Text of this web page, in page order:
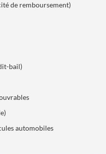
de remboursement)
bail)
automobiles